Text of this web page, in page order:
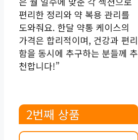
편리한 정리와 약 복용 관리를
도와줘요. 한달 약통 케이스의
가격은 합리적이며, 건강과 편리
함을 동시에 추구하는 분들께 추
천합니다!”
2번째 상품